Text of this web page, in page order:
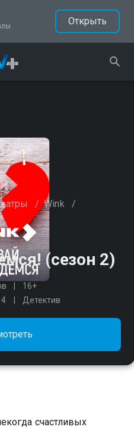
Открыть
/ Wink /
(сезон 2)
16+
Детектив
счастливых